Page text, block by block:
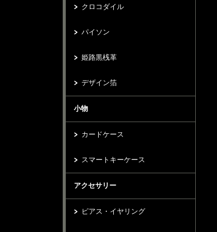
クロコダイル
パイソン
姫路黒桟革
デザイン箔
小物
カードケース
スマートキーケース
アクセサリー
ピアス・イヤリング